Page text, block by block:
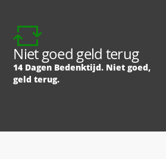
Niet goed geld terug
14 Dagen Bedenktijd. Niet goed,
geld terug.